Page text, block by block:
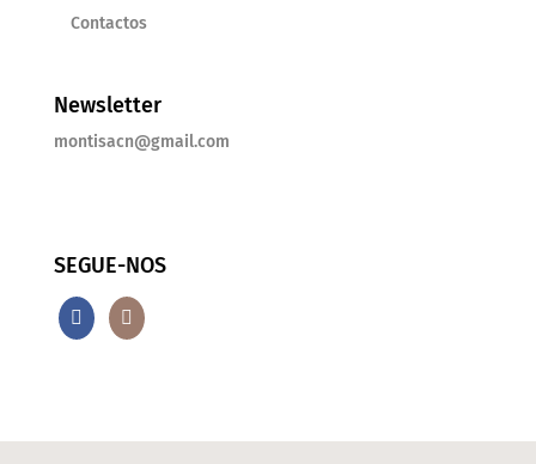
Contactos
Newsletter
montisacn@gmail.com
SEGUE-NOS